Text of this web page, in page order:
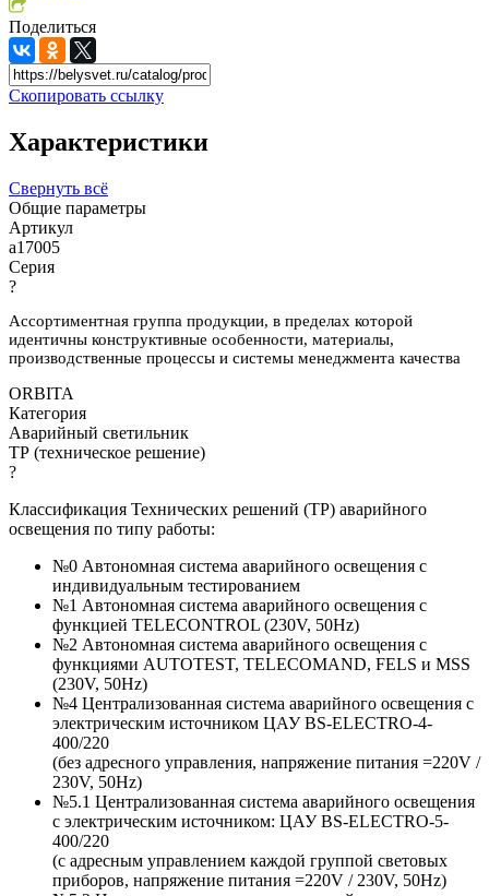
Поделиться
Скопировать ссылку
Характеристики
Свернуть всё
Общие параметры
Артикул
a17005
Серия
?
Ассортиментная группа продукции, в пределах которой
идентичны конструктивные особенности, материалы,
производственные процессы и системы менеджмента качества
ORBITA
Категория
Аварийный светильник
ТР (техническое решение)
?
Классификация Технических решений (ТР) аварийного
освещения по типу работы:
№0 Автономная система аварийного освещения с
индивидуальным тестированием
№1 Автономная система аварийного освещения с
функцией TELECONTROL (230V, 50Hz)
№2 Автономная система аварийного освещения с
функциями AUTOTEST, TELECOMAND, FELS и MSS
(230V, 50Hz)
№4 Централизованная система аварийного освещения с
электрическим источником ЦАУ BS-ELECTRO-4-
400/220
(без адресного управления, напряжение питания =220V /
230V, 50Hz)
№5.1 Централизованная система аварийного освещения
с электрическим источником: ЦАУ BS-ELEСTRO-5-
400/220
(c адресным управлением каждой группой световых
приборов, напряжение питания =220V / 230V, 50Hz)